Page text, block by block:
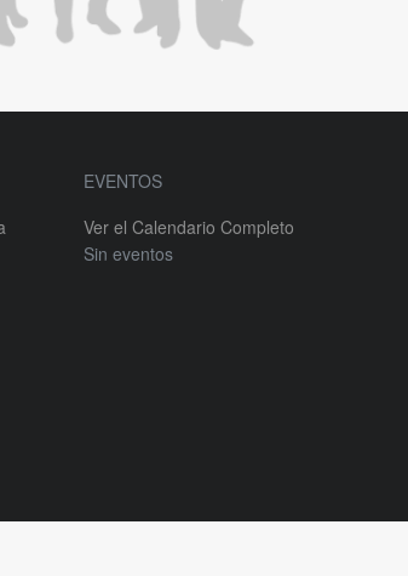
EVENTOS
Ver el Calendario Completo
Sin eventos